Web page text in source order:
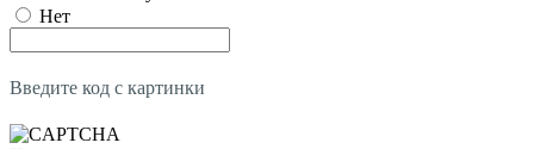
Нет
Введите код с картинки